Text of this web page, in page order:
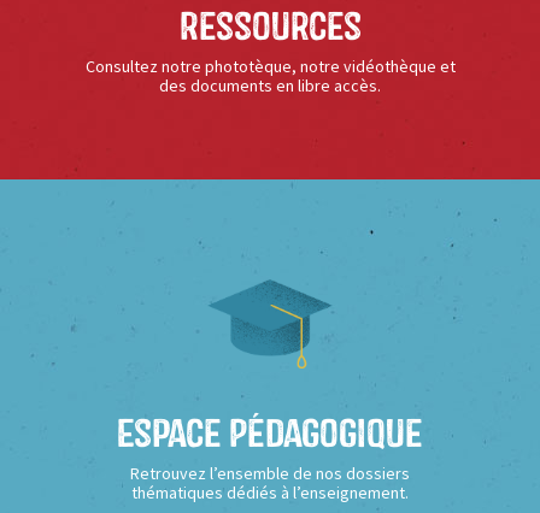
Ressources
Consultez notre phototèque, notre vidéothèque et
des documents en libre accès.
Espace Pédagogique
Retrouvez l’ensemble de nos dossiers
thématiques dédiés à l’enseignement.